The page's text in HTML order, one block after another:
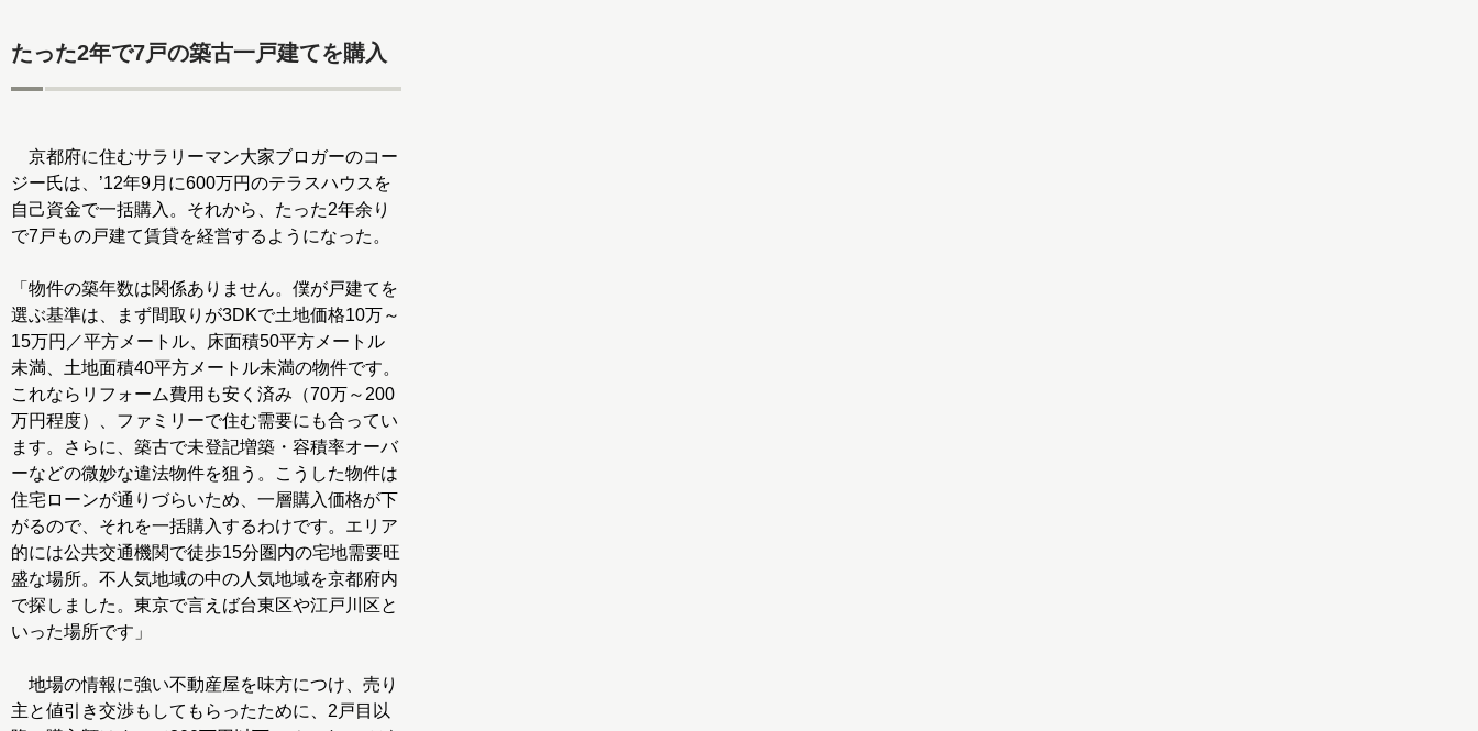
たった2年で7戸の築古一戸建てを購入
京都府に住むサラリーマン大家ブロガーのコー
ジー氏は、’12年9月に600万円のテラスハウスを
自己資金で一括購入。それから、たった2年余り
で7戸もの戸建て賃貸を経営するようになった。
「物件の築年数は関係ありません。僕が戸建てを
選ぶ基準は、まず間取りが3DKで土地価格10万～
15万円／平方メートル、床面積50平方メートル
未満、土地面積40平方メートル未満の物件です。
これならリフォーム費用も安く済み（70万～200
万円程度）、ファミリーで住む需要にも合ってい
ます。さらに、築古で未登記増築・容積率オーバ
ーなどの微妙な違法物件を狙う。こうした物件は
住宅ローンが通りづらいため、一層購入価格が下
がるので、それを一括購入するわけです。エリア
的には公共交通機関で徒歩15分圏内の宅地需要旺
盛な場所。不人気地域の中の人気地域を京都府内
で探しました。東京で言えば台東区や江戸川区と
いった場所です」
地場の情報に強い不動産屋を味方につけ、売り
主と値引き交渉もしてもらったために、2戸目以